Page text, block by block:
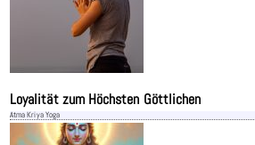
Loyalität zum Höchsten Göttlichen
Atma Kriya Yoga